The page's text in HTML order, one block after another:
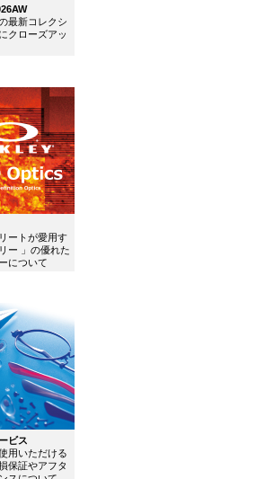
最新コレクシ
クローズアッ
ートが愛用す
ー 」の優れた
について
ビス
用いただける
保証やアフタ